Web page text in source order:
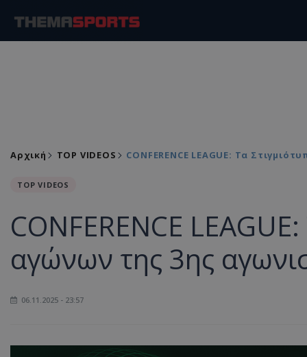
Αρχική TOP VIDEOS CONFERENCE LEAGUE: Τα
TOP VIDEOS
CONFERENCE
αγώνων της 3ης
06.11.2025 - 23:57